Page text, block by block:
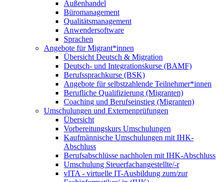
Außenhandel
Büromanagement
Qualitätsmanagement
Anwendersoftware
Sprachen
Angebote für Migrant*innen
Übersicht Deutsch & Migration
Deutsch- und Integrationskurse (BAMF)
Berufssprachkurse (BSK)
Angebote für selbstzahlende Teilnehmer*innen
Berufliche Qualifizierung (Migranten)
Coaching und Berufseinstieg (Migranten)
Umschulungen und Externenprüfungen
Übersicht
Vorbereitungskurs Umschulungen
Kaufmännische Umschulungen mit IHK-
Abschluss
Berufsabschlüsse nachholen mit IHK-Abschluss
Umschulung Steuerfachangestellte/-r
vITA - virtuelle IT-Ausbildung zum/zur